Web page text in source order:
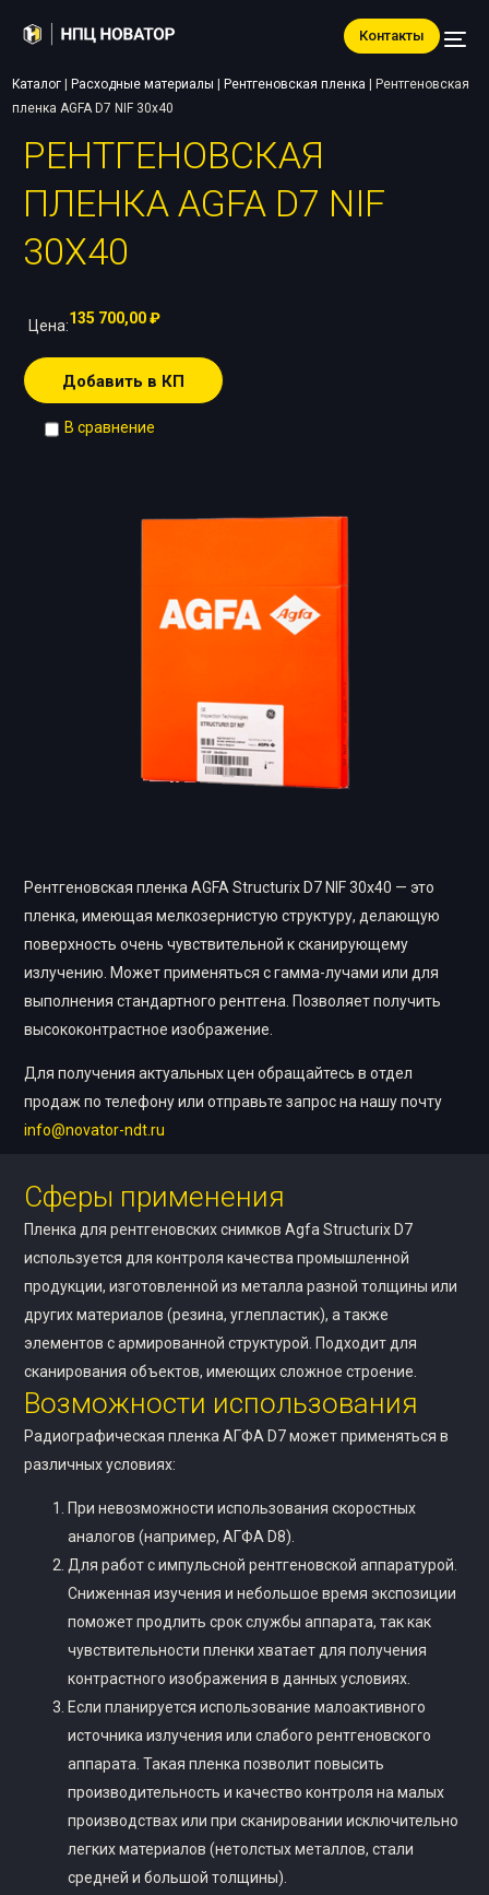
Контакты
Каталог Расходные материалы Рентгеновская пленка
Рентгеновская
пленка AGFA D7 NIF 30х40
РЕНТГЕНОВСКАЯ
ПЛЕНКА AGFA D7 NIF
30Х40
Цена:135 700,00₽
Добавить в КП
В сравнение
Рентгеновская пленка AGFA Structurix D7 NIF 30х40 — это
пленка, имеющая мелкозернистую структуру, делающую
поверхность очень чувствительной к сканирующему
излучению. Может применяться с гамма-лучами или для
выполнения стандартного рентгена. Позволяет получить
высококонтрастное изображение.
Для получения актуальных цен обращайтесь в отдел
продаж по телефону или отправьте запрос на нашу почту
info@novator-ndt.ru
Сферы применения
Пленка для рентгеновских снимков Agfa Structurix D7
используется для контроля качества промышленной
продукции, изготовленной из металла разной толщины или
других материалов (резина, углепластик), а также
элементов с армированной структурой. Подходит для
сканирования объектов, имеющих сложное строение.
Возможности использования
Радиографическая пленка АГФА D7 может применяться в
различных условиях:
При невозможности использования скоростных
аналогов (например, АГФА D8).
Для работ с импульсной рентгеновской аппаратурой.
Сниженная изучения и небольшое время экспозиции
поможет продлить срок службы аппарата, так как
чувствительности пленки хватает для получения
контрастного изображения в данных условиях.
Если планируется использование малоактивного
источника излучения или слабого рентгеновского
аппарата. Такая пленка позволит повысить
производительность и качество контроля на малых
производствах или при сканировании исключительно
легких материалов (нетолстых металлов, стали
средней и большой толщины).